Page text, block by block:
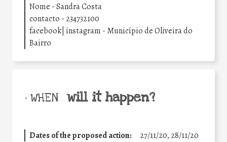
Nome - Sandra Costa
contacto - 234732100
facebook| instagram - Município de Oliveira do
Bairro
• WHEN will it happen?
Dates of the proposed action: 27/11/20, 28/11/20